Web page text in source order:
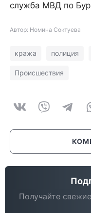
служба МВД по
Автор: Номина Соктуева
кража полиция
Происшествия
Получайте